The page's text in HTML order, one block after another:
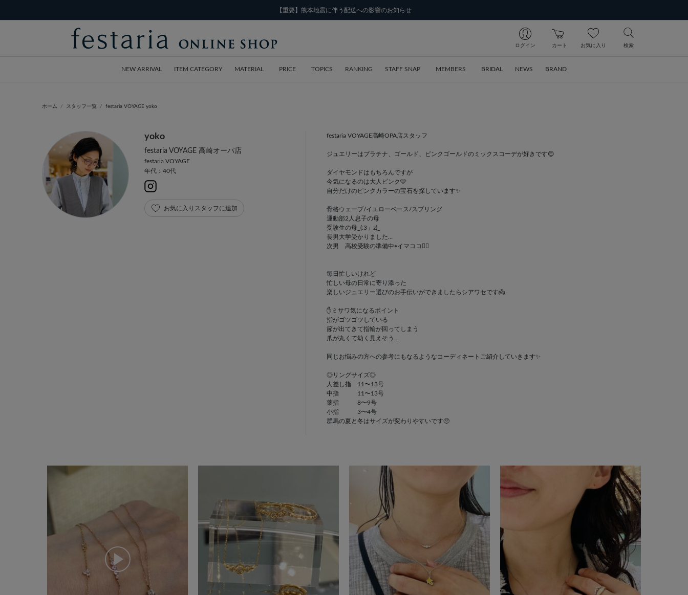
【重要】熊本地震に伴う配送への影響のお知らせ
ログイン カート お気に入り 検索
NEW ARRIVAL ITEM CATEGORY MATERIAL PRICE TOPICS RANKING STAFF SNAP MEMBERS BRIDAL NEWS BRAND
ホーム スタッフ一覧 festaria VOYAGE yoko
yoko
festaria VOYAGE 高崎オーパ店
festaria VOYAGE
年代：40代
お気に入りスタッフに追加
festaria VOYAGE高崎OPA店スタッフ
ジュエリーはプラチナ、ゴールド、ピンクゴールドのミックスコーデが好きです😊
ダイヤモンドはもちろんですが
今気になるのは大人ピンク🩷
自分だけのピンクカラーの宝石を探しています✨
骨格ウェーブ/イエローベース/スプリング
運動部2人息子の母
受験生の母_(:3」z)_
長男大学受かりました…
次男 高校受験の準備中⇦イマココ🏃‍♀️
毎日忙しいけれど
忙しい母の日常に寄り添った
楽しいジュエリー選びのお手伝いができましたらシアワセです👼
✋ミサワ気になるポイント
指がゴツゴツしている
節が出てきて指輪が回ってしまう
爪が丸くて幼く見えそう…
同じお悩みの方への参考にもなるようなコーディネートご紹介していきます✨
◎リングサイズ◎
人差し指 11〜13号
中指 11〜13号
薬指 8〜9号
小指 3〜4号
群馬の夏と冬はサイズが変わりやすいです🥺